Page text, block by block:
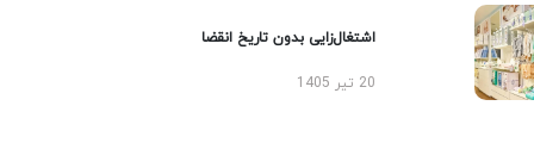
اشتغال‌زایی بدون تاریخ انقضا
20 تیر 1405